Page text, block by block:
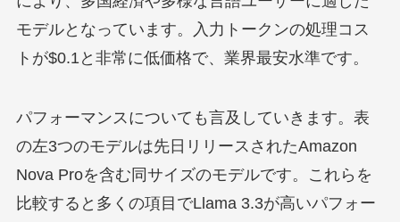
モデルとなっています。入力トークンの処理コス
トが$0.1と非常に低価格で、業界最安水準です。
パフォーマンスについても言及していきます。表
の左3つのモデルは先日リリースされたAmazon
Nova Proを含む同サイズのモデルです。これらを
比較すると多くの項目でLlama 3.3が高いパフォー